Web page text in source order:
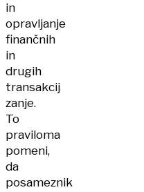
in
opravljanje
finančnih
in
drugih
transakcij
zanje.
To
praviloma
pomeni,
da
posameznik